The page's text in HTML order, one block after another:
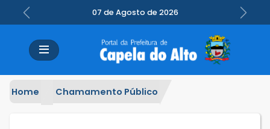
07 de Agosto de 2026
Previous Next
Home Chamamento Público